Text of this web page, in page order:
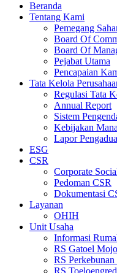
Beranda
Tentang Kami
Pemegang
Board Of
Board Of
Pejabat Utama
Pencapaian
Tata Kelola
Regulasi Tata
Annual Report
Sistem
Kebijakan
Lapor
ESG
CSR
Corporate
Pedoman CSR
Dokumentasi
Layanan
OHIH
Unit Usaha
Informasi
RS Gatoel
RS
RS